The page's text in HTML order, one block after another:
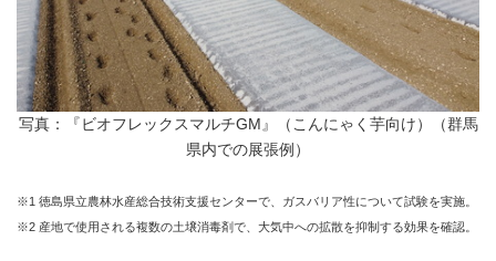
写真：『ビオフレックスマルチGM』（こんにゃく芋向け）（群馬
県内での展張例）
※1 徳島県立農林水産総合技術支援センターで、ガスバリア性について試験を実施。
※2 産地で使用される複数の土壌消毒剤で、大気中への拡散を抑制する効果を確認。